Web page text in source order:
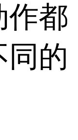
作都
同的